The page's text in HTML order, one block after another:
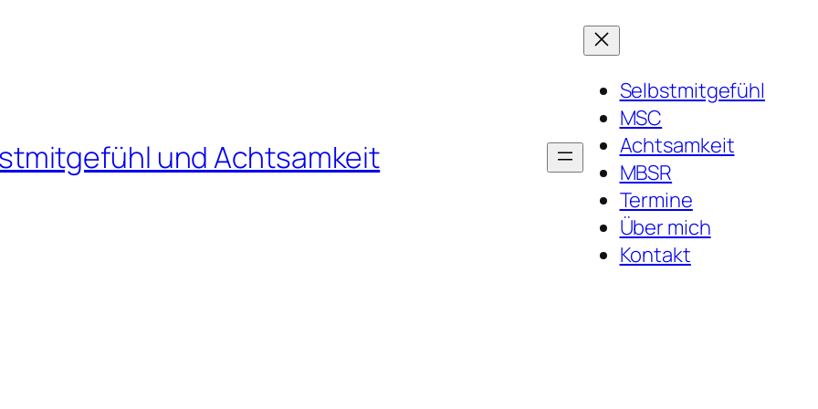
und Achtsamkeit
Selbstmitgefühl
MSC
Achtsamkeit
MBSR
Termine
Über mich
Kontakt